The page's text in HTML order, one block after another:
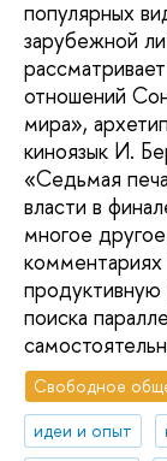
популярных
зарубежной
отношений
мира»,
киноязык И.
«Седьмая
власти в
многое
поиска
Свободное
идеи и опыт